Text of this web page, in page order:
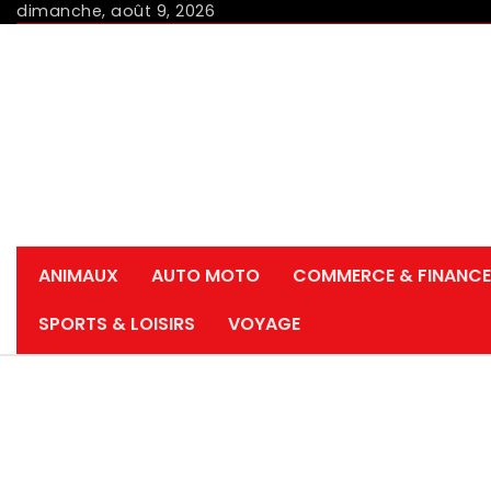
Skipdimanche, août 9, 2026
ANIMAUX AUTO MOTO
COMMERCE &
SPORTS & LOISIRS
VOYAGE